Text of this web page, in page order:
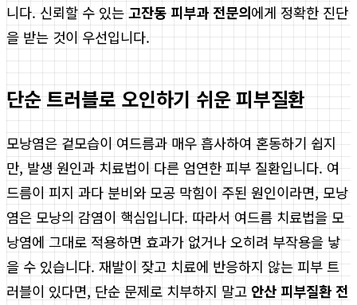
니다. 신뢰할 수 있는 고잔동 피부과 전문의에게 정확한 진단
을 받는 것이 우선입니다.
단순 트러블로 오인하기 쉬운 피부질환
모낭염은 겉모습이 여드름과 매우 흡사하여 혼동하기 쉽지
만, 발생 원인과 치료법이 다른 엄연한 피부 질환입니다. 여
드름이 피지 과다 분비와 모공 막힘이 주된 원인이라면, 모낭
염은 모낭의 감염이 핵심입니다. 따라서 여드름 치료법을 모
낭염에 그대로 적용하면 효과가 없거나 오히려 부작용을 낳
을 수 있습니다. 재발이 잦고 치료에 반응하지 않는 피부 트
러블이 있다면, 단순 문제로 치부하지 말고 안산 피부질환 전